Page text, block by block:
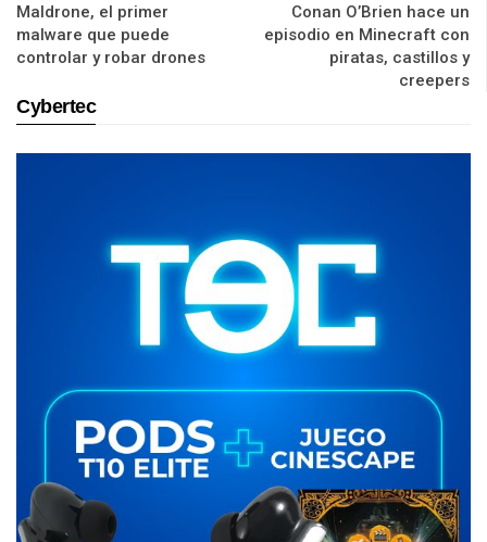
Maldrone, el primer
malware que puede
controlar y robar drones
Conan O’Brien hace un
episodio en Minecraft con
piratas, castillos y
creepers
Cybertec